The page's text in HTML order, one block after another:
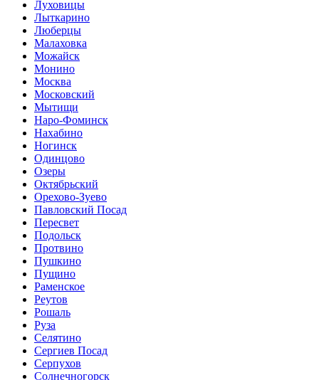
Луховицы
Лыткарино
Люберцы
Малаховка
Можайск
Монино
Москва
Московский
Мытищи
Наро-Фоминск
Нахабино
Ногинск
Одинцово
Озеры
Октябрьский
Орехово-Зуево
Павловский Посад
Пересвет
Подольск
Протвино
Пушкино
Пущино
Раменское
Реутов
Рошаль
Руза
Селятино
Сергиев Посад
Серпухов
Солнечногорск